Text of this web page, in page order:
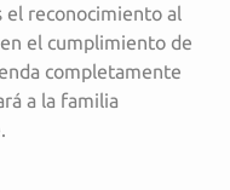
el reconocimiento al
el cumplimiento de
completamente
a la familia